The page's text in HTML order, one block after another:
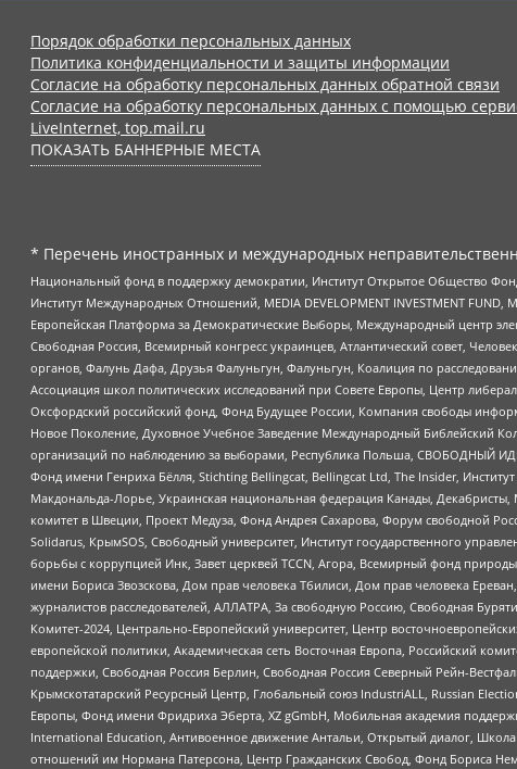
Порядок обработки персональных данных
Политика конфиденциальности и защиты информации
Согласие на обработку персональных данных обратной связи
Согласие на обработку персональных данных с помощью
LiveInternet, top.mail.ru
ПОКАЗАТЬ БАННЕРНЫЕ МЕСТА
* Перечень иностранных и международных
Национальный фонд в поддержку демократии, Институт Открытое Общество
Институт Международных Отношений, MEDIA DEVELOPMENT INVESTMENT
Европейская Платформа за Демократические Выборы, Международный центр
Свободная Россия, Всемирный конгресс украинцев, Атлантический совет,
органов, Фалунь Дафа, Друзья Фалуньгун, Фалуньгун, Коалиция по
Ассоциация школ политических исследований при Совете Европы, Центр
Оксфордский российский фонд, Фонд Будущее России, Компания свободы
Новое Поколение, Духовное Учебное Заведение Международный Библейский
организаций по наблюдению за выборами, Республика Польша, СВОБОДНЫЙ
Фонд имени Генриха Бёлля, Stichting Bellingcat, Bellingcat Ltd, The Insider,
Макдональда-Лорье, Украинская национальная федерация Канады,
комитет в Швеции, Проект Медуза, Фонд Андрея Сахарова, Форум свободной
Solidarus, КрымSOS, Свободный университет, Институт государственного
борьбы с коррупцией Инк, Завет церквей TCCN, Агора, Всемирный фонд
имени Бориса Звозскова, Дом прав человека Тбилиси, Дом прав человека
журналистов расследователей, АЛЛАТРА, За свободную Россию, Свободная
Комитет-2024, Центрально-Европейский университет, Центр
европейской политики, Академическая сеть Восточная Европа, Российский
поддержки, Свободная Россия Берлин, Свободная Россия Северный Рейн-
Крымскотатарский Ресурсный Центр, Глобальный союз IndustriALL, Russian
Европы, Фонд имени Фридриха Эберта, XZ gGmbH, Мобильная академия
International Education, Антивоенное движение Антальи, Открытый диалог,
отношений им Нормана Патерсона, Центр Гражданских Свобод, Фонд Бориса